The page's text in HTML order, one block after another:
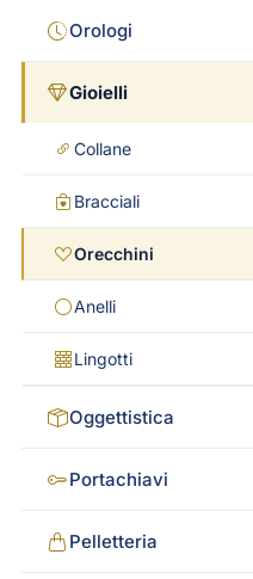
Orologi
Gioielli
Collane
Bracciali
Orecchini
Anelli
Lingotti
Oggettistica
Portachiavi
Pelletteria